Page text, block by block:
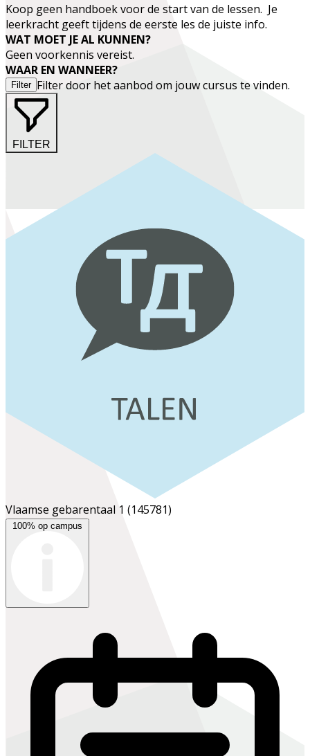
Koop geen handboek voor de start van de lessen. Je
leerkracht geeft tijdens de eerste les de juiste info.
WAT MOET JE AL KUNNEN?
Geen voorkennis vereist.
WAAR EN WANNEER?
Filter Filter door het aanbod om jouw cursus te vinden.
FILTER
Vlaamse gebarentaal 1 (145781)
100% op campus